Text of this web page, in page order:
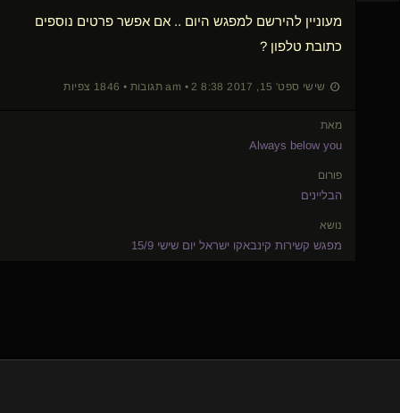
מעוניין להירשם למפגש היום .. אם אפשר פרטים נוספים
כתובת טלפון ?
שישי ספט' 15, 2017 8:38 am • 2 תגובות • 1846 צפיות
מאת
Always below you
פורום
הבליינים
נושא
מפגש קשירות קינבאקו ישראל יום שישי 15/9